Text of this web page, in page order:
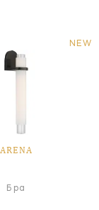
NEW
ARENA
Бра